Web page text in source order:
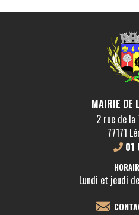
MAIRIE DE
2 rue de la
77171
01
Lundi et jeudi